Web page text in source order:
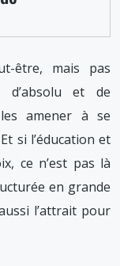
être, mais pas
d’absolu et de
amener à se
si l’éducation et
ce n’est pas là
en grande
l’attrait pour